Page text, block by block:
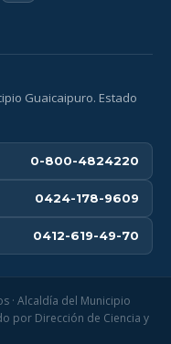
Guaicaipuro. Estado
0-800-4824220
0424-178-9609
0412-619-49-70
· Alcaldía del Municipio
por Dirección de Ciencia y